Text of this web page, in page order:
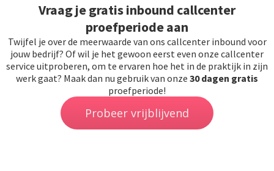
Vraag je gratis inbound callcenter
proefperiode aan
Twijfel je over de meerwaarde van ons callcenter inbound voor
jouw bedrijf? Of wil je het gewoon eerst even onze callcenter
service uitproberen, om te ervaren hoe het in de praktijk in zijn
werk gaat? Maak dan nu gebruik van onze 30 dagen gratis
proefperiode!
Probeer vrijblijvend